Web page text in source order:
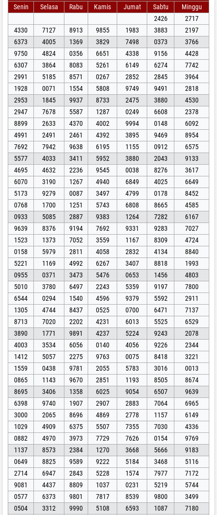
Senin Selasa Rabu Kamis Jumat Sabtu
Minggu
2426
2717
4330
7127 8913 9855 1983 3883
2197
6373
4005 1369 3829 7498 0373
3766
9750
4824 0356 6651 4338 9156
4428
6307
3864 8083 5261 6149 6274
7742
2991
5185 8571 0267 2852 2845
3964
1928
0071 1554 5808 9749 9491
2818
2953
1845 9937 8733 2475 3880
4530
2947
7678 5587 1287 0249 6608
2378
8899
2633 4370 4002 9994 0148
6092
4991
2491 2461 4392 3895 9469
8954
7692
7942 9638 6195 1155 0912
6575
5577
4033 3411 5952 3880 2043
9133
4695
4632 2236 9545 0038 8276
3617
6070
3190 1267 4940 6849 4025
6649
5173
9279 0087 3497 4799 0178
8452
0768
1700 1251 5743 6808 8665
4585
0933
5085 2887 9383 1264 7282
6167
9639
8376 9194 7692 9331 9283
7027
1523
1373 7052 3559 1167 8309
4724
0158
5979 2811 4058 2832 4134
8840
5221
1169 4992 6267 3407 8818
1993
0955
0371 3473 5476 0653 1456
4803
5010
3780 6497 2243 5359 9197
7800
6544
0294 1540 4596 9379 5592
2911
1305
4744 8437 0525 0700 6471
7137
8713
7020 2202 4231 6013 5525
6529
3890
1771 9891 4237 5224 9243
2078
4003
3534 6056 0140 4056 9226
2344
1412
5057 2275 9763 0075 8418
3221
1559
0438 9781 2055 5783 3016
0013
0865
1143 9670 2851 1193 8505
8674
8695
3406 1358 6025 9054 6507
9639
6398
9740 1907 2907 2883 7064
6965
3000
2065 8696 4869 2778 1157
6149
1029
4909 6375 5507 7355 7030
4336
0882
4970 3973 7729 7626 0154
9769
1137
8573 2384 1270 3668 5666
9183
0649
8825 9589 9222 5184 3468
5116
2714
6947 2843 5228 1574 7977
7172
9081
4437 8809 1037 0231 5219
5744
0577
6373 9801 7817 8539 9800
3499
0504
3312 9990 5108 6593 1087
7180